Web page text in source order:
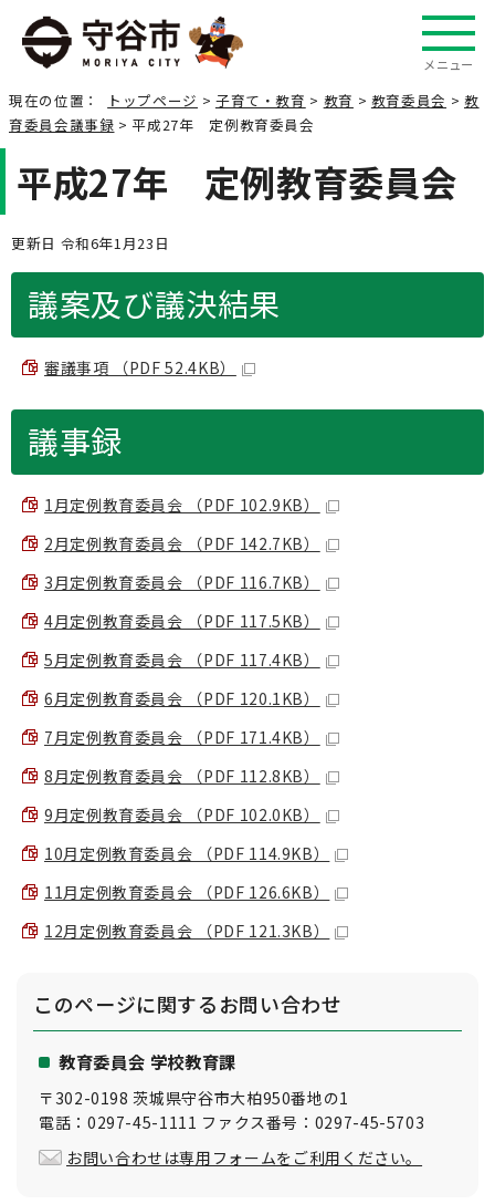
メニュー
現在の位置： トップページ > 子育て・教育 > 教育 > 教育委員会 > 教
育委員会議事録 > 平成27年 定例教育委員会
平成27年 定例教育委員会
更新日 令和6年1月23日
議案及び議決結果
審議事項 （PDF 52.4KB）
議事録
1月定例教育委員会 （PDF 102.9KB）
2月定例教育委員会 （PDF 142.7KB）
3月定例教育委員会 （PDF 116.7KB）
4月定例教育委員会 （PDF 117.5KB）
5月定例教育委員会 （PDF 117.4KB）
6月定例教育委員会 （PDF 120.1KB）
7月定例教育委員会 （PDF 171.4KB）
8月定例教育委員会 （PDF 112.8KB）
9月定例教育委員会 （PDF 102.0KB）
10月定例教育委員会 （PDF 114.9KB）
11月定例教育委員会 （PDF 126.6KB）
12月定例教育委員会 （PDF 121.3KB）
このページに関するお問い合わせ
教育委員会 学校教育課
〒302-0198 茨城県守谷市大柏950番地の1
電話：0297-45-1111 ファクス番号：0297-45-5703
お問い合わせは専用フォームをご利用ください。